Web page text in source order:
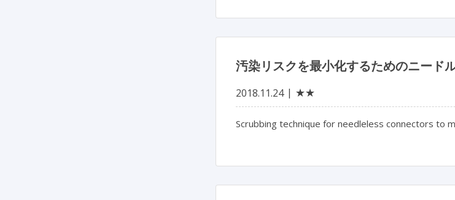
汚染リスクを最小化するためのニー
2018.11.24 ★★
Scrubbing technique for needleless connectors to